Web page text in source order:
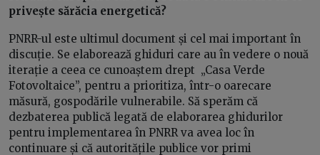
privește sărăcia energetică?
PNRR-ul este ultimul document și cel mai important în
discuție. Se elaborează ghiduri care au în vedere o nouă
iterație a ceea ce cunoaștem drept „Casa Verde
Fotovoltaice”, pentru a prioritiza, într-o oarecare
măsură, gospodările vulnerabile. Să sperăm că
dezbaterea publică legată de elaborarea ghidurilor
pentru implementarea în PNRR va avea loc în
continuare și că autoritățile publice vor primi